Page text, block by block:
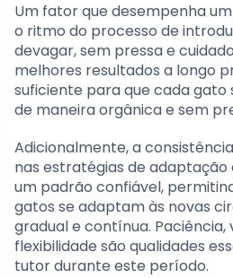
Um fator que desempenha
o ritmo do processo de
devagar, sem pressa e
melhores resultados a longo
suficiente para que cada gato
de maneira orgânica e sem
Adicionalmente, a
nas estratégias de
um padrão confiável,
gatos se adaptam às novas
gradual e contínua. Paciência,
flexibilidade são qualidades
tutor durante este período.